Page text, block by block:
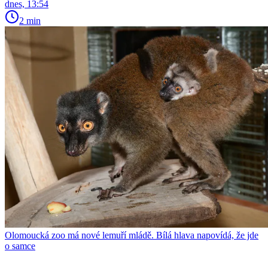
dnes, 13:54
2 min
Olomoucká zoo má nové lemuří mládě. Bílá hlava napovídá, že jde
o samce